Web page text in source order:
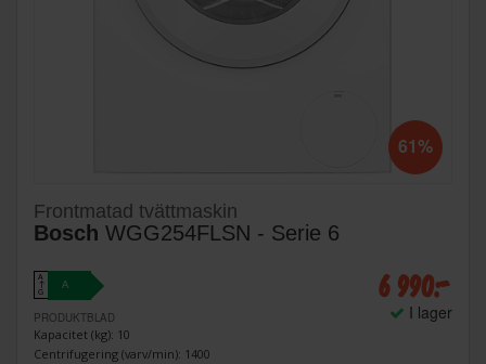
61%
Frontmatad tvättmaskin
Bosch WGG254FLSN - Serie 6
A
↑
G
A
PRODUKTBLAD
Kapacitet (kg): 10
Centrifugering (varv/min): 1400
6 990:-
I lager